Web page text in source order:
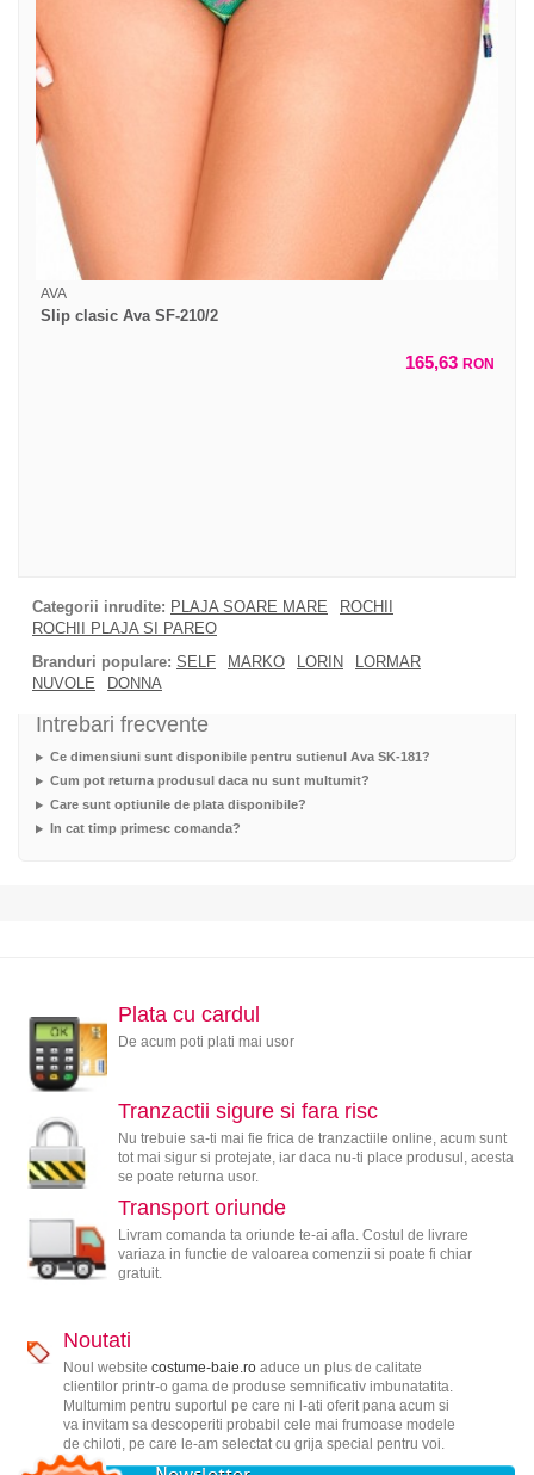
AVA
Slip clasic Ava SF-210/2
165,63 RON
Categorii inrudite: PLAJA SOARE MARE
ROCHII
ROCHII PLAJA SI PAREO
Branduri populare: SELF MARKO LORIN
LORMAR
NUVOLE
DONNA
Intrebari frecvente
Ce dimensiuni sunt disponibile pentru sutienul Ava SK-181?
Cum pot returna produsul daca nu sunt multumit?
Care sunt optiunile de plata disponibile?
In cat timp primesc comanda?
Plata cu cardul
De acum poti plati mai usor
Tranzactii sigure si fara risc
Nu trebuie sa-ti mai fie frica de tranzactiile online, acum sunt
tot mai sigur si protejate, iar daca nu-ti place produsul, acesta
se poate returna usor.
Transport oriunde
Livram comanda ta oriunde te-ai afla. Costul de livrare
variaza in functie de valoarea comenzii si poate fi chiar
gratuit.
Noutati
Noul website costume-baie.roaduce un plus de calitate
clientilor printr-o gama de produse semnificativ imbunatatita.
Multumim pentru suportul pe care ni l-ati oferit pana acum si
va invitam sa descoperiti probabil cele mai frumoase modele
de chiloti, pe care le-am selectat cu grija special pentru voi.